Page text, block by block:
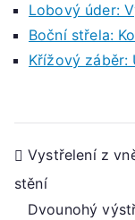
Lobový úder:
Boční střela:
Křížový záběr:
Post
Vystřelení z
stění
Dvounohý